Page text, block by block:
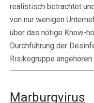
realistisch betrachtet
von nur wenigen
über das nötige Know-
Durchführung der
Risikogruppe angehören.
Marburgvirus